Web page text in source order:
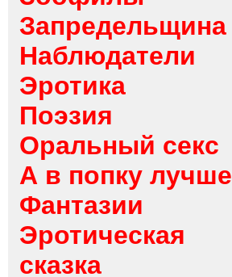
Запредельщина
Наблюдатели
Эротика
Поэзия
Оральный секс
А в попку лучше
Фантазии
Эротическая
сказка